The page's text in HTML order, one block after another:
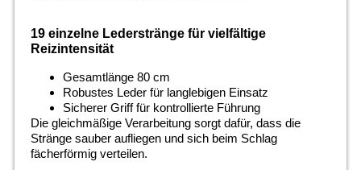
19 einzelne Lederstränge für vielfältige
Reizintensität
Gesamtlänge 80 cm
Robustes Leder für langlebigen Einsatz
Sicherer Griff für kontrollierte Führung
Die gleichmäßige Verarbeitung sorgt dafür, dass die
Stränge sauber aufliegen und sich beim Schlag
fächerförmig verteilen.